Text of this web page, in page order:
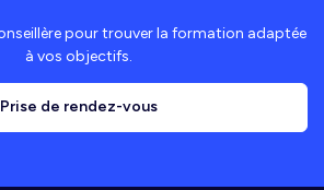
pour trouver la formation adaptée
à vos objectifs.
Prise de rendez-vous